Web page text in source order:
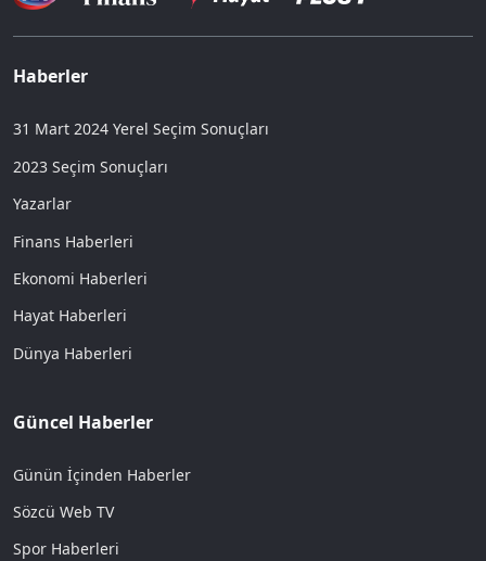
Haberler
31 Mart 2024 Yerel Seçim Sonuçları
2023 Seçim Sonuçları
Yazarlar
Finans Haberleri
Ekonomi Haberleri
Hayat Haberleri
Dünya Haberleri
Güncel Haberler
Günün İçinden Haberler
Sözcü Web TV
Spor Haberleri